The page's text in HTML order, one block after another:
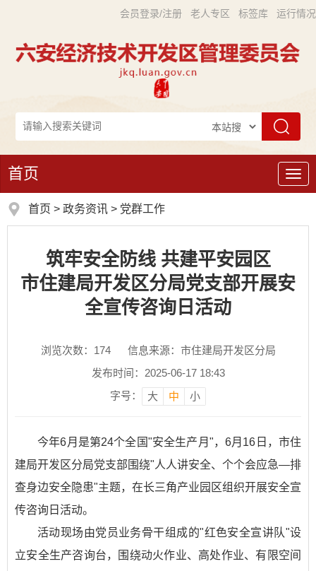
会员登录/注册 老人专区 标签库 运行情况
导
航
首页
首页 > 政务资讯 > 党群工作
筑牢安全防线 共建平安园区
市住建局开发区分局党支部开展安
全宣传咨询日活动
浏览次数： 174
信息来源：市住建局开发区分局
发布时间：2025-06-17 18:43
字号：
大 中 小
今年6月是第24个全国"安全生产月"，6月16日，市住
建局开发区分局党支部围绕"人人讲安全、个个会应急—排
查身边安全隐患"主题，在长三角产业园区组织开展安全宣
传咨询日活动。
活动现场由党员业务骨干组成的"红色安全宣讲队"设
立安全生产咨询台，围绕动火作业、高处作业、有限空间